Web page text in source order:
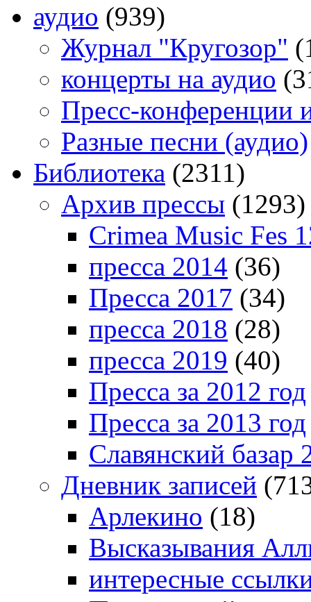
аудио (939)
Журнал "Кругозор"
концерты на аудио
Пресс-конференции
Разные песни (аудио)
Библиотека (2311)
Архив прессы (1293)
Crimea Music Fes
пресса 2014 (36)
Пресса 2017 (34)
пресса 2018 (28)
пресса 2019 (40)
Пресса за 2012 год
Пресса за 2013 год
Славянский базар
Дневник записей
Арлекино (18)
Высказывания
интересные